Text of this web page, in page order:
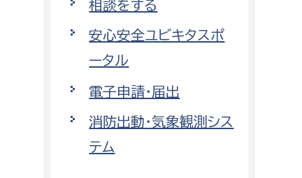
イベント・講座などに参加したい
まちづくりに関わりたい
都市政策課
相談をする
安心安全ユビキタスポ
ータル
電子申請・届出
消防出動・気象観測シス
テム